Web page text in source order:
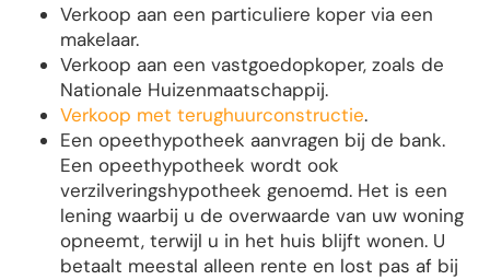
Verkoop aan een particuliere koper via een
makelaar.
Verkoop aan een vastgoedopkoper, zoals de
Nationale Huizenmaatschappij.
Verkoop met terughuurconstructie.
Een opeethypotheek aanvragen bij de bank.
Een opeethypotheek wordt ook
verzilveringshypotheek genoemd. Het is een
lening waarbij u de overwaarde van uw woning
opneemt, terwijl u in het huis blijft wonen. U
betaalt meestal alleen rente en lost pas af bij